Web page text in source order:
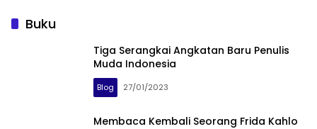
Buku
Tiga Serangkai Angkatan Baru Penulis
Muda Indonesia
Blog 27/01/2023
Membaca Kembali Seorang Frida Kahlo